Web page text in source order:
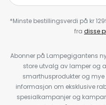
*Minste bestillingsverdi på kr
fra disse
Abonner på Lampegigantens
store utvalg av lamper og
smarthusprodukter og
informasjon om eksklusive
spesialkampanjer og